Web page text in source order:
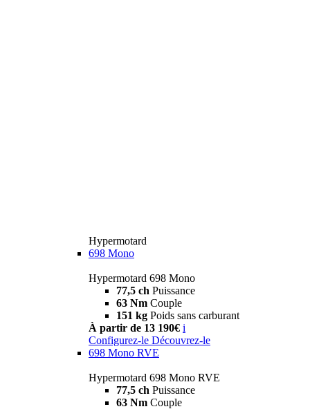
Hypermotard
698 Mono
Hypermotard 698 Mono
77,5 ch Puissance
63 Nm Couple
151 kg Poids sans carburant
À partir de 13 190€ i
Configurez-le Découvrez-le
698 Mono RVE
Hypermotard 698 Mono RVE
77,5 ch Puissance
63 Nm Couple